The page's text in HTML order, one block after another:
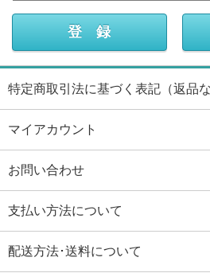
特定商取引法に基づく表記（返品な
マイアカウント
お問い合わせ
支払い方法について
配送方法･送料について